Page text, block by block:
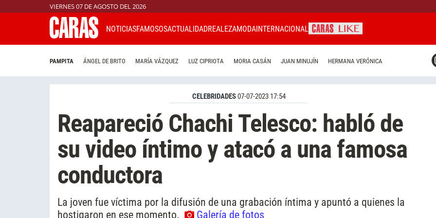
VIERNES 07 DE AGOSTO DEL 2026
NOTICIASFAMOSOSACTUALIDADREALEZAMODAINTERNACIONAL
PAMPITA ÁNGEL DE BRITO MARÍA VÁZQUEZ LUZ CIPRIOTA MORIA CASÁN JUAN MINUJÍN HERMANA VERÓNICA
CELEBRIDADES07-07-2023 17:54
Reapareció Chachi Telesco: habló de
su video íntimo y atacó a una famosa
conductora
La joven fue víctima por la difusión de una grabación íntima y apuntó a quienes la
hostigaron en ese momento.
Galería de fotos